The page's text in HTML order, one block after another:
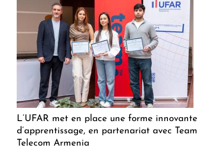
L’UFAR met en place une forme innovante
d’apprentissage, en partenariat avec Team
Telecom Armenia